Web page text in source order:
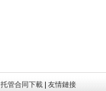
托管合同下載| 友情鏈接